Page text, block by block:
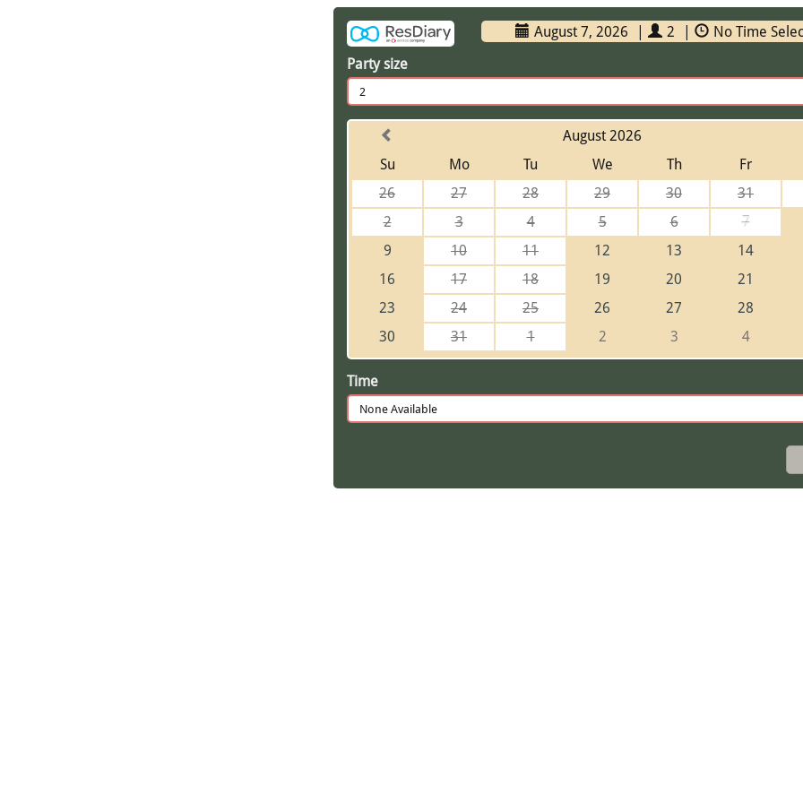
August 7, 2026 2
No Time
Party size
2
August 2026
Su
Mo Tu We Th
Fr
26
27 28 29 30
31
2
3 4 5 6
7
9
10 11 12 13
14
16
17 18 19 20
21
23
24 25 26 27
28
30
31 1 2 3 4
Time
None Available